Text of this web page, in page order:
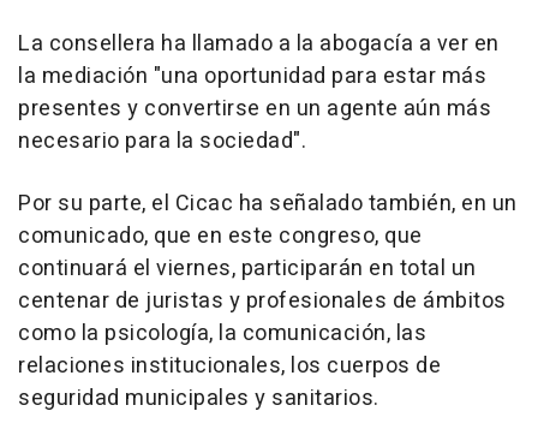
La consellera ha llamado a la abogacía a ver en
la mediación "una oportunidad para estar más
presentes y convertirse en un agente aún más
necesario para la sociedad".
Por su parte, el Cicac ha señalado también, en un
comunicado, que en este congreso, que
continuará el viernes, participarán en total un
centenar de juristas y profesionales de ámbitos
como la psicología, la comunicación, las
relaciones institucionales, los cuerpos de
seguridad municipales y sanitarios.